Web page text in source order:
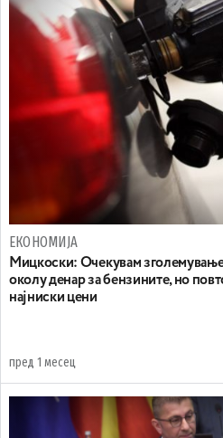
ЕКОНОМИЈА
Мицкоски: Очекувам
околу денар за бензините, но
најниски цени
пред 1 месец